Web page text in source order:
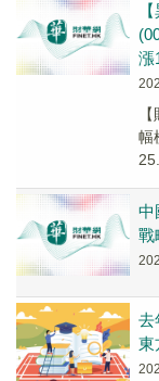
漲
幅
中
戰
去
東